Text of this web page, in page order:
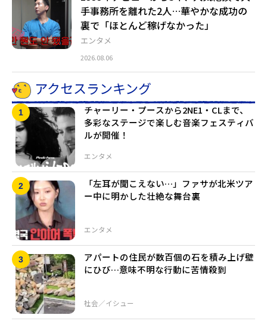
エンタメ
手事務所を離れた2人…華やかな成功の
裏で「ほとんど稼げなかった」
2026.08.06
アクセスランキング
エンタメ
チャーリー・プースから2NE1・CLまで、
多彩なステージで楽しむ音楽フェスティバ
ルが開催！
エンタメ
「左耳が聞こえない…」ファサが北米ツア
ー中に明かした壮絶な舞台裏
社会／イシュー
アパートの住民が数百個の石を積み上げ壁
にひび…意味不明な行動に苦情殺到